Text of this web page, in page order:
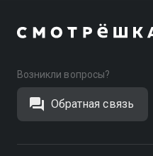
Возникли вопросы?
Обратная связь